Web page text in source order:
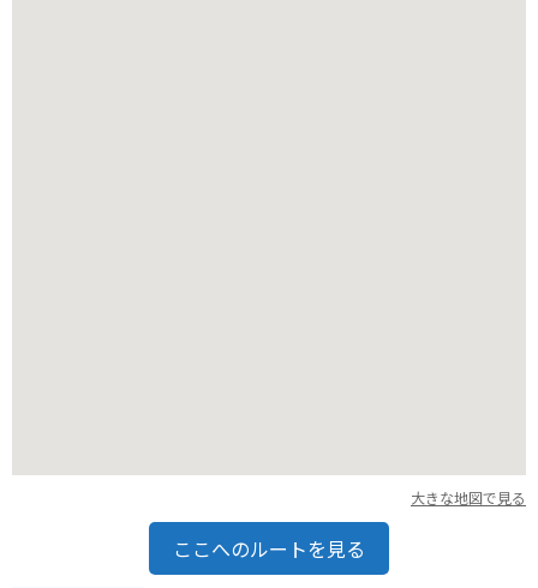
大きな地図で見る
ここへのルートを見る